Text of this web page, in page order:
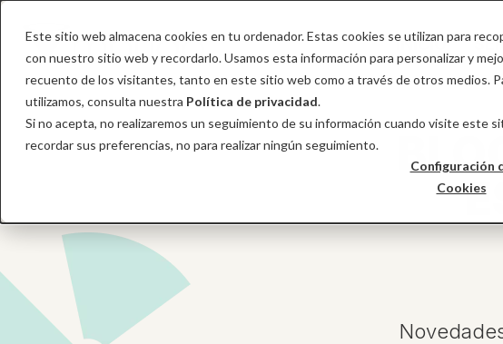
Este sitio web almacena cookies en tu ordenador. Estas cookies se utilizan para
con nuestro sitio web y recordarlo. Usamos esta información para personalizar y
recuento de los visitantes, tanto en este sitio web como a través de otros medios.
utilizamos, consulta nuestra Política de privacidad.
Si no acepta, no realizaremos un seguimiento de su información cuando visite este
recordar sus preferencias, no para realizar ningún seguimiento.
Configuración
Cookies
INICIO